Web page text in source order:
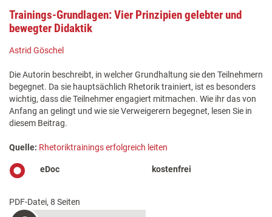
Trainings-Grundlagen: Vier Prinzipien gelebter und
bewegter Didaktik
Astrid Göschel
Die Autorin beschreibt, in welcher Grundhaltung sie den Teilnehmern
begegnet. Da sie hauptsächlich Rhetorik trainiert, ist es besonders
wichtig, dass die Teilnehmer engagiert mitmachen. Wie ihr das von
Anfang an gelingt und wie sie Verweigerern begegnet, lesen Sie in
diesem Beitrag.
Quelle: Rhetoriktrainings erfolgreich leiten
eDoc kostenfrei
PDF-Datei, 8 Seiten